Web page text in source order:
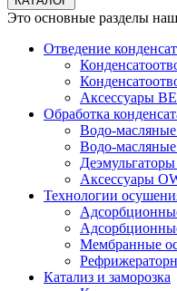
Это основные разделы
Отведение
Аксессуары
Обработка
Водо-
Водо-
Аксессуары
Технологии
Мембранные
Катализ и заморозка